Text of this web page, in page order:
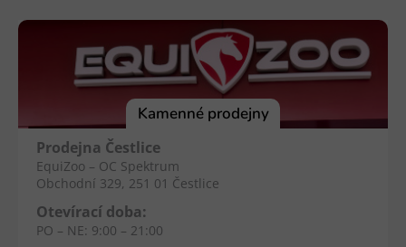
Kamenné prodejny
Prodejna Čestlice
EquiZoo – OC Spektrum
Obchodní 329, 251 01 Čestlice
Otevírací doba:
PO – NE: 9:00 – 21:00